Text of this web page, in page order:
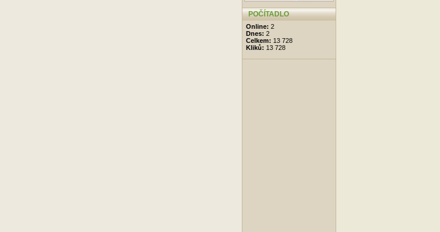
POČÍTADLO
Online: 2
Dnes: 2
Celkem: 13 728
Kliků: 13 728